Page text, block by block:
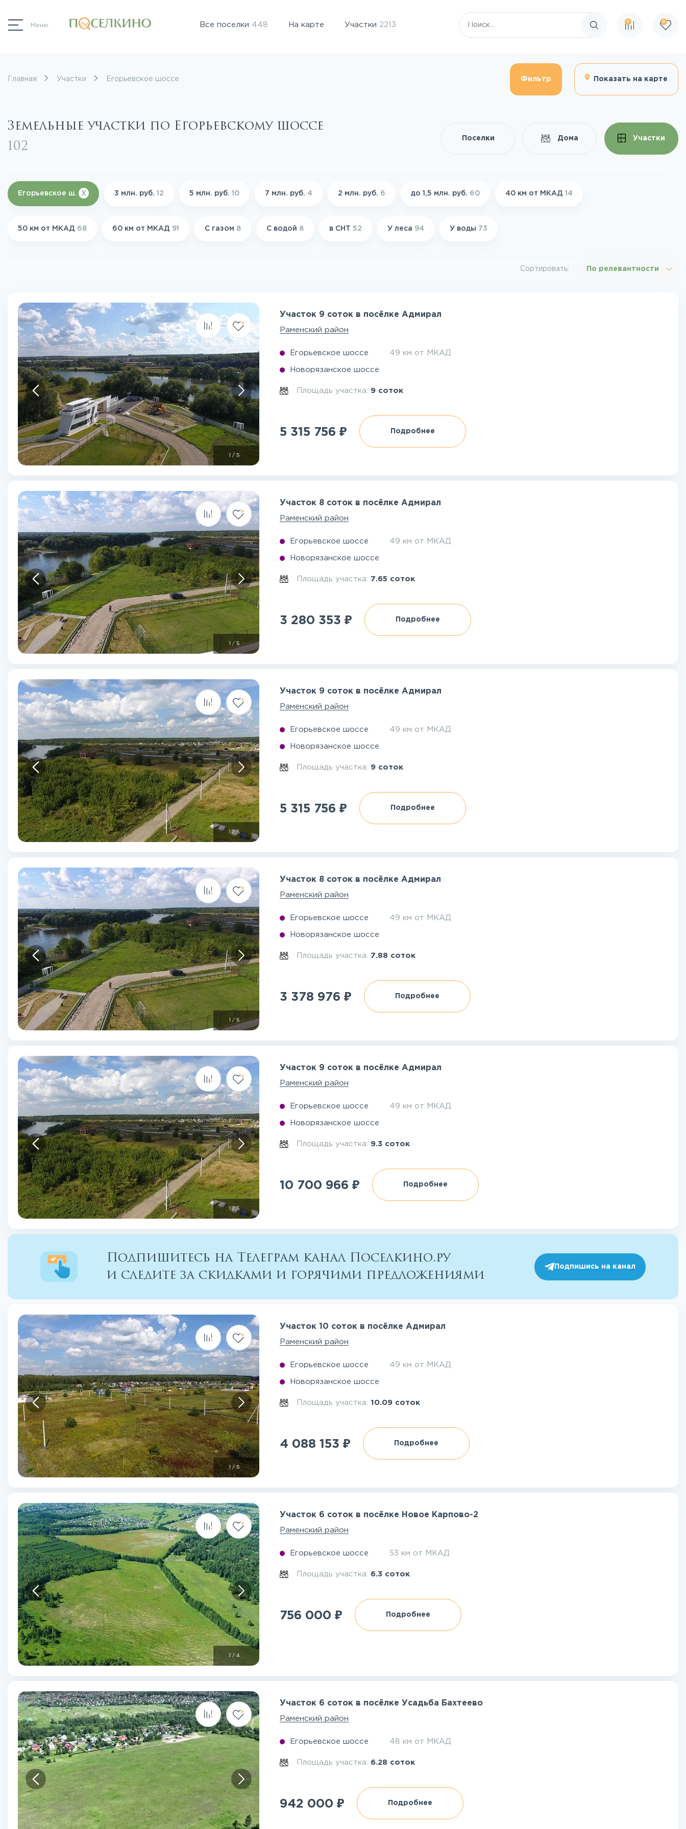
Меню Все поселки 448 На карте Участки 2213
Поиск по сайту
0 0
Главная Участки Егорьевское шоссе Фильтр Показать на карте
Земельные участки по Егорьевскому шоссе
102
Поселки Дома Участки
Егорьевское ш. X 3 млн. руб. 12 5 млн. руб. 10 7 млн. руб. 4 2 млн. руб. 6 до 1,5 млн. руб. 60 40 км от МКАД 14
50 км от МКАД 68 60 км от МКАД 91 С газом 8 С водой 8 в СНТ 52 У леса 94 У воды 73
Сортировать: По релевантности
/5
Участок 9 соток в посёлке Адмирал
Раменский район
Егорьевское шоссе 49 км от МКАД
Новорязанское шоссе
Площадь участка: 9 соток
5 315 756 ₽ Подробнее
/5
Участок 8 соток в посёлке Адмирал
Раменский район
Егорьевское шоссе 49 км от МКАД
Новорязанское шоссе
Площадь участка: 7.65 соток
3 280 353 ₽ Подробнее
1/ 5
Участок 9 соток в посёлке Адмирал
Раменский район
Егорьевское шоссе 49 км от МКАД
Новорязанское шоссе
Площадь участка: 9 соток
5 315 756 ₽ Подробнее
/5
Участок 8 соток в посёлке Адмирал
Раменский район
Егорьевское шоссе 49 км от МКАД
Новорязанское шоссе
Площадь участка: 7.88 соток
3 378 976 ₽ Подробнее
1/ 5
Участок 9 соток в посёлке Адмирал
Раменский район
Егорьевское шоссе 49 км от МКАД
Новорязанское шоссе
Площадь участка: 9.3 соток
10 700 966 ₽ Подробнее
Подпишитесь на Телеграм канал Поселкино.ру
и следите за скидками и горячими предложениями
Подпишись на канал
/5
Участок 10 соток в посёлке Адмирал
Раменский район
Егорьевское шоссе 49 км от МКАД
Новорязанское шоссе
Площадь участка:10.09 соток
4 088 153 ₽ Подробнее
/4
Участок 6 соток в посёлке Новое Карпово-2
Раменский район
Егорьевское шоссе 53 км от МКАД
Площадь участка: 6.3 соток
756 000 ₽ Подробнее
Участок 6 соток в посёлке Усадьба Бахтеево
Раменский район
Егорьевское шоссе 48 км от МКАД
Площадь участка: 6.28 соток
942 000 ₽ Подробнее